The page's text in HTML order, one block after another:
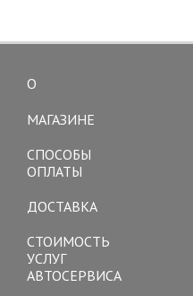
О
МАГАЗИНЕ
СПОСОБЫ
ОПЛАТЫ
ДОСТАВКА
СТОИМОСТЬ
УСЛУГ
АВТОСЕРВИСА